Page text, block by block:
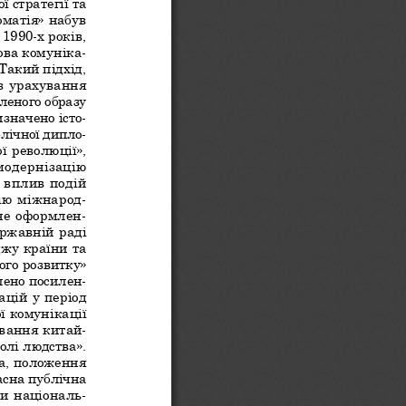
набув
х років,
комуніка-
підхід,
урахування
образу
істо-
дипло-
революції»,
подій
міжнарод-
оформлен-
раді
країни та
розвитку»
посилен-
у період
комунікації
китай-
людства».
положення
публічна
національ -